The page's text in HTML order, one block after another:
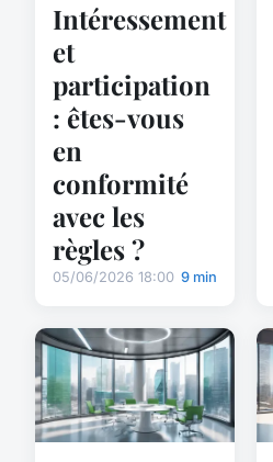
Intéressement
et
participation
: êtes-vous
en
conformité
avec les
règles ?
05/06/2026 18:00 9 min